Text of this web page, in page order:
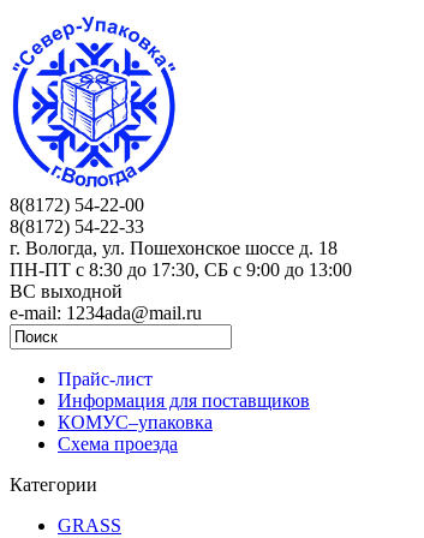
8(8172) 54-22-00
8(8172) 54-22-33
г. Вологда, ул. Пошехонское шоссе д. 18
ПН-ПТ c 8:30 до 17:30, СБ с 9:00 до 13:00
ВС выходной
e-mail: 1234ada@mail.ru
Прайс-лист
Информация для поставщиков
КОМУС–упаковка
Схема проезда
Категории
GRASS